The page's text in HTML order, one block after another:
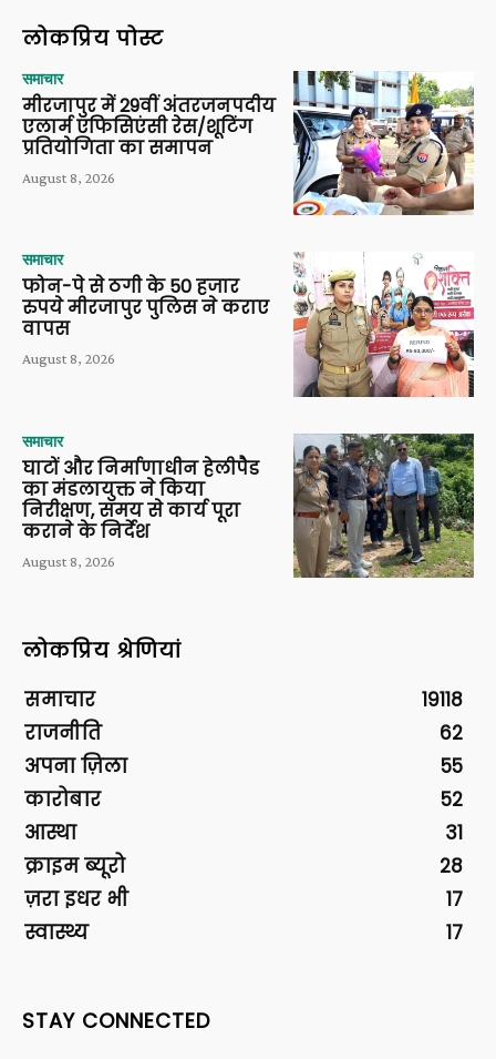
लोकप्रिय पोस्ट
समाचार
मीरजापुर में 29वीं अंतरजनपदीय
एलार्म एफिसिएंसी रेस/शूटिंग
प्रतियोगिता का समापन
August 8, 2026
समाचार
फोन-पे से ठगी के 50 हजार
रुपये मीरजापुर पुलिस ने कराए
वापस
August 8, 2026
समाचार
घाटों और निर्माणाधीन हेलीपैड
का मंडलायुक्त ने किया
निरीक्षण, समय से कार्य पूरा
कराने के निर्देश
August 8, 2026
लोकप्रिय श्रेणियां
समाचार
19118
राजनीति
62
अपना ज़िला
55
कारोबार
52
आस्था
31
क्राइम ब्यूरो
28
ज़रा इधर भी
17
स्वास्थ्य
17
STAY CONNECTED